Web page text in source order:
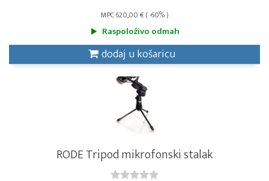
MPC 620,00 € ( -60% )
Raspoloživo odmah
dodaj u košaricu
RODE Tripod mikrofonski stalak